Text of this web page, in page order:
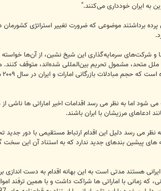
پرده برداشتند موضوعی که ضرورت تغییر استراتژی
و شرکت‌های سرمایه‌گذاری این شیخ نشین، از آن‌ها
که به زعم آنها بر اساس قطعنامه شماره ۱۹۲۹ شورای امنیت سازمان ملل متحد، مشمول تحریم بین‌المللی
اما به نظر می رسد اقدامات اخیر اماراتی ها ناشی از
ادعاهای مرزیشان با ابران باشند.
می رسد دلیل این اقدام ارتباط مستقیمی با دور جدید
های پیشین بندهای جدید ندارد که به استناد آن این
هستند مدتی است به این بهانه اقدام به دست اندازی بر
که زمانی با اماراتی ها شراکت داشت و با همین ترفند